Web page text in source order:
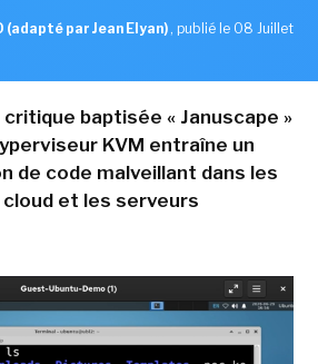
(adapté par Jean Elyan) , publié le 08 Juillet
baptisée « Januscape »
KVM entraîne un
de code malveillant dans les
et les serveurs